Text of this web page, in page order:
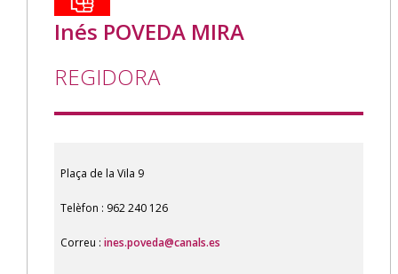
Inés POVEDA MIRA
REGIDORA
Plaça de la Vila 9
Telèfon : 962 240 126
Correu : ines.poveda@canals.es